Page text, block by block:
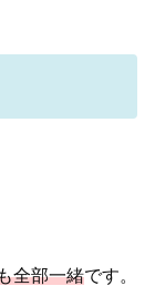
全部一緒です。